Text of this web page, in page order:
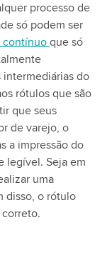
processo de
só podem ser
que só
intermediárias do
rótulos que são
que seus
de varejo, o
a impressão do
legível. Seja em
uma
disso, o rótulo